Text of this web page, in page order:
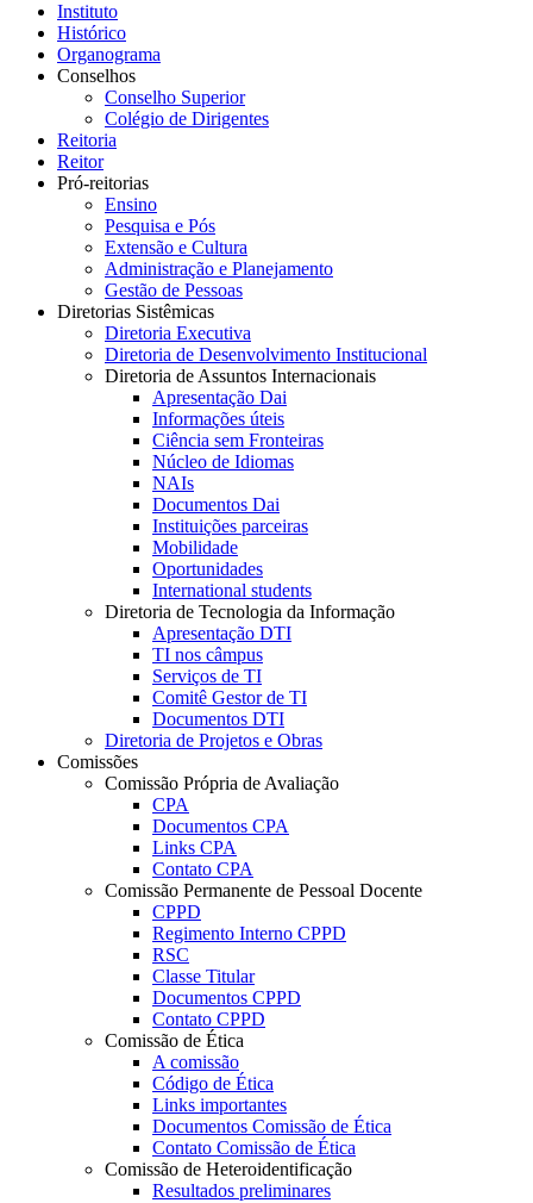
Instituto
Histórico
Organograma
Conselhos
Conselho Superior
Colégio de Dirigentes
Reitoria
Reitor
Pró-reitorias
Ensino
Pesquisa e Pós
Extensão e Cultura
Administração e Planejamento
Gestão de Pessoas
Diretorias Sistêmicas
Diretoria Executiva
Diretoria de Desenvolvimento Institucional
Diretoria de Assuntos Internacionais
Apresentação Dai
Informações úteis
Ciência sem Fronteiras
Núcleo de Idiomas
NAIs
Documentos Dai
Instituições parceiras
Mobilidade
Oportunidades
International students
Diretoria de Tecnologia da Informação
Apresentação DTI
TI nos câmpus
Serviços de TI
Comitê Gestor de TI
Documentos DTI
Diretoria de Projetos e Obras
Comissões
Comissão Própria de Avaliação
CPA
Documentos CPA
Links CPA
Contato CPA
Comissão Permanente de Pessoal Docente
CPPD
Regimento Interno CPPD
RSC
Classe Titular
Documentos CPPD
Contato CPPD
Comissão de Ética
A comissão
Código de Ética
Links importantes
Documentos Comissão de Ética
Contato Comissão de Ética
Comissão de Heteroidentificação
Resultados preliminares